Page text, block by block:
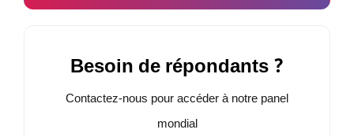
Besoin de répondants ?
Contactez-nous pour accéder à notre panel
mondial